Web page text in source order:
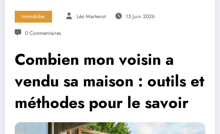
Immobilier Léo Martenot 15 Juin 2026
0 Commentaires
Combien mon voisin a
vendu sa maison : outils et
méthodes pour le savoir